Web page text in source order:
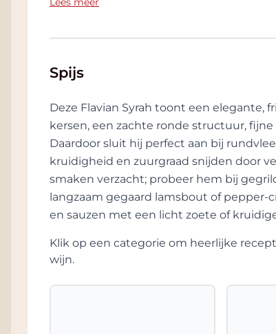
Spijs
Deze Flavian Syrah toont een elegante,
kersen, een zachte ronde structuur,
Daardoor sluit hij perfect aan bij
kruidigheid en zuurgraad snijden door
smaken verzacht; probeer hem bij
langzaam gegaard lamsbout of
en sauzen met een licht zoete of
Klik op een categorie om heerlijke
wijn.